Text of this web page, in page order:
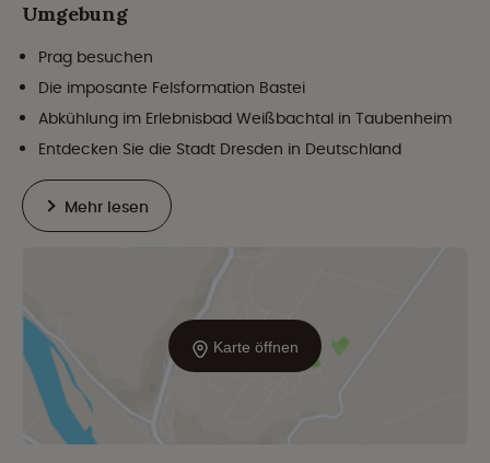
Karte öffnen
Umgebung
Prag besuchen
Die imposante Felsformation Bastei
Abkühlung im Erlebnisbad Weißbachtal in Taubenheim
Entdecken Sie die Stadt Dresden in Deutschland
Mehr lesen